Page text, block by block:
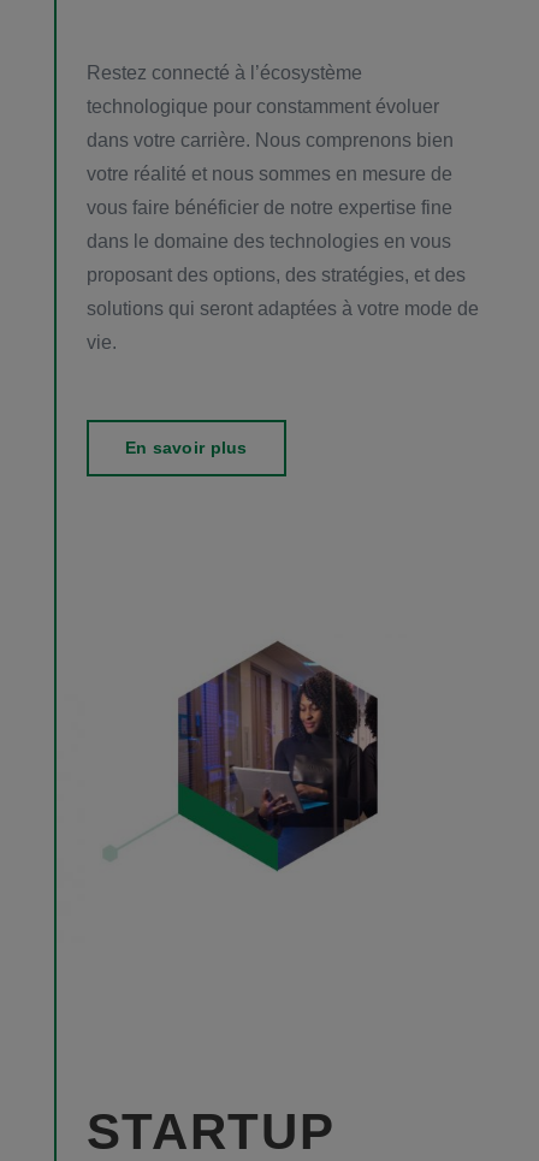
Restez connecté à l’écosystème
technologique pour constamment évoluer
dans votre carrière. Nous comprenons bien
votre réalité et nous sommes en mesure de
vous faire bénéficier de notre expertise fine
dans le domaine des technologies en vous
proposant des options, des stratégies, et des
solutions qui seront adaptées à votre mode de
vie.
En savoir plus
STARTUP